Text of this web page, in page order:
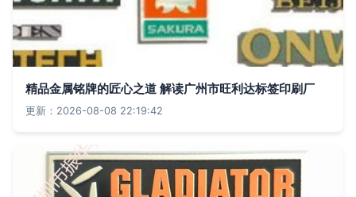
精品金属铭牌的匠心之道 解读广州市旺利达标签印刷厂
更新：2026-08-08 22:19:42